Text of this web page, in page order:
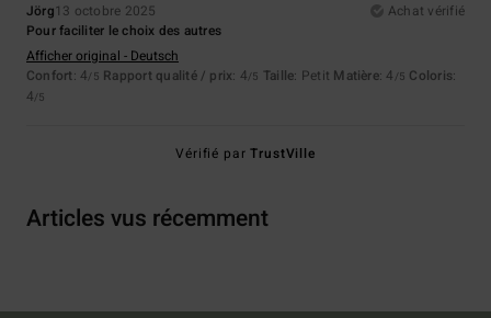
Jörg13 octobre 2025
Achat vérifié
Pour faciliter le choix des autres
Afficher original - Deutsch
Confort: 4/5 Rapport qualité / prix: 4/5 Taille: Petit Matière: 4 /5 Coloris:
4/5
Vérifié parTrustVille
Articles vus récemment